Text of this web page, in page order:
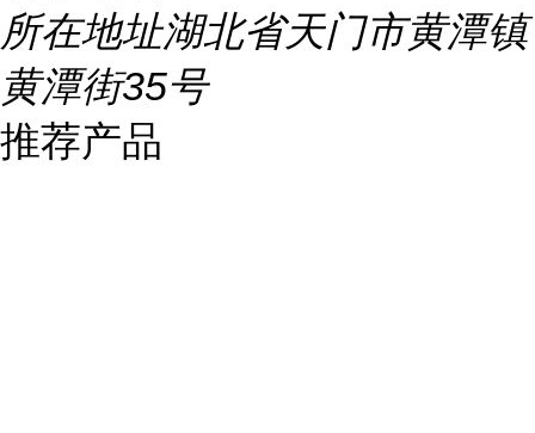
所在地址湖北省天门市黄潭镇
黄潭街35号
推荐产品